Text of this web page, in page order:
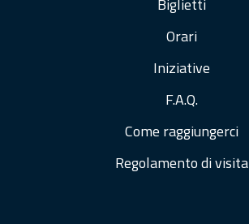
Biglietti
Orari
Iniziative
F.A.Q.
Come raggiungerci
Regolamento di visita